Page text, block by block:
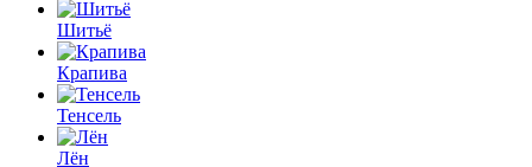
Шитьё
Крапива
Тенсель
Лён